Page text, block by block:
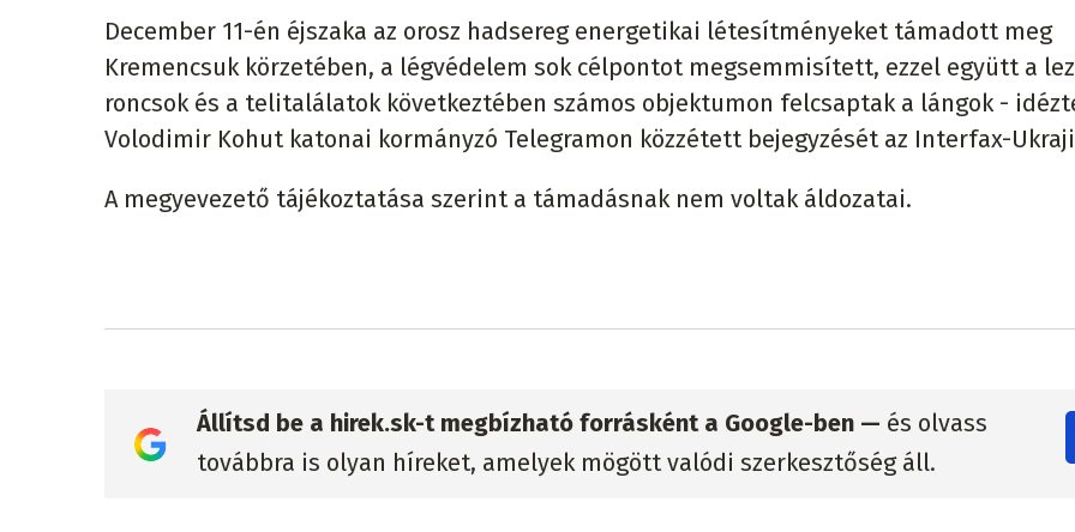
December 11-én éjszaka az orosz hadsereg energetikai létesítményeket támadott meg
Kremencsuk körzetében, a légvédelem sok célpontot megsemmisített, ezzel együtt a
roncsok és a telitalálatok következtében számos objektumon felcsaptak a lángok -
Volodimir Kohut katonai kormányzó Telegramon közzétett bejegyzését az Interfax-
A megyevezető tájékoztatása szerint a támadásnak nem voltak áldozatai.
Állítsd be a hirek.sk-t megbízható forrásként a Google-ben — és olvass
továbbra is olyan híreket, amelyek mögött valódi szerkesztőség áll.